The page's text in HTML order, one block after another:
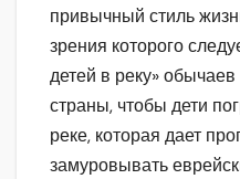
привычный стиль
зрения которого
детей в реку»
страны, чтобы дети
реке, которая дает
замуровывать